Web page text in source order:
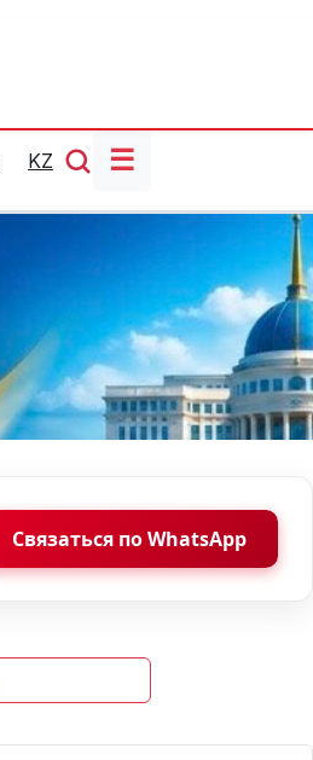
KZ ☰
Связаться по WhatsApp